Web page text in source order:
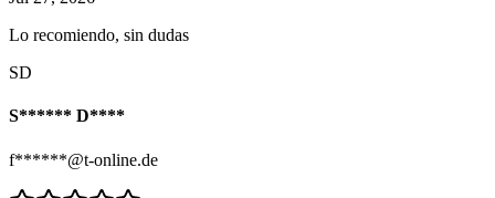
Lo recomiendo, sin dudas
SD
S****** D****
f******@t-online.de